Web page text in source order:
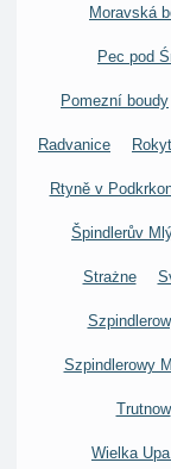
Moravská
Pec pod
Pomezní boudy
Radvanice
Rtyně v
Špindlerův
Strażne
Szpindlerowy
Trutnow
Wielka